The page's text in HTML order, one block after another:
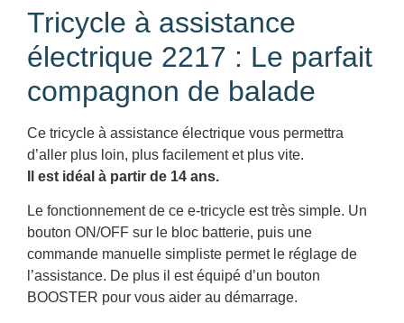
Tricycle à assistance
électrique 2217 : Le parfait
compagnon de balade
Ce tricycle à assistance électrique vous permettra
d’aller plus loin, plus facilement et plus vite.
Il est idéal à partir de 14 ans.
Le fonctionnement de ce e-tricycle est très simple. Un
bouton ON/OFF sur le bloc batterie, puis une
commande manuelle simpliste permet le réglage de
l’assistance. De plus il est équipé d’un bouton
BOOSTER pour vous aider au démarrage.